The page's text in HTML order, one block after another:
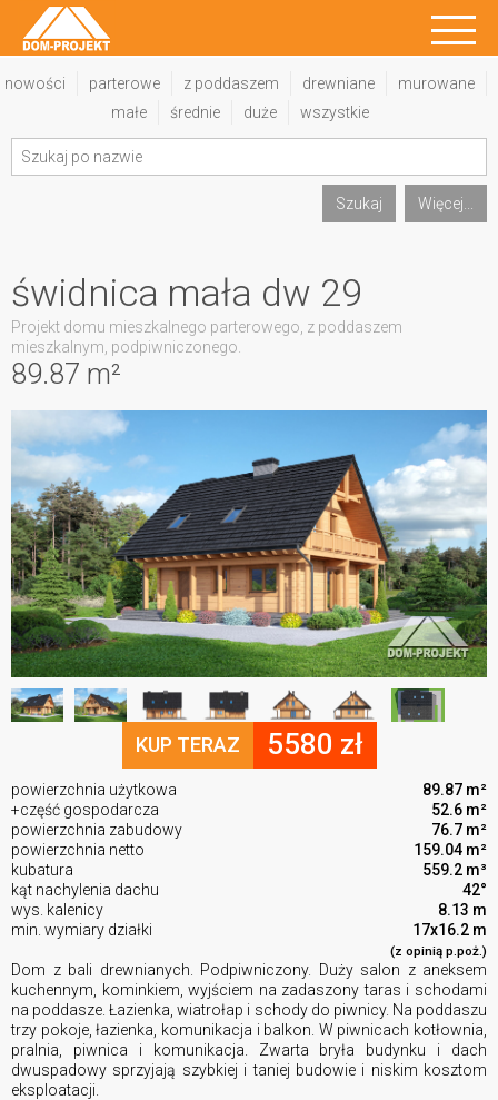
nowości parterowe z poddaszem drewniane
murowane
małe
średnie duże wszystkie
Szukaj Więcej...
89.87 m²
świdnica mała dw 29
Projekt domu mieszkalnego parterowego, z poddaszem
mieszkalnym, podpiwniczonego.
KUP TERAZ 5580 zł
powierzchnia użytkowa
89.87 m²
+część gospodarcza
52.6 m²
powierzchnia zabudowy
76.7 m²
powierzchnia netto
159.04 m²
kubatura
559.2 m³
kąt nachylenia dachu
42°
wys. kalenicy
8.13 m
min. wymiary działki
17x16.2 m
(z opinią p.poż.)
Dom z bali drewnianych. Podpiwniczony. Duży salon z aneksem
kuchennym, kominkiem, wyjściem na zadaszony taras i schodami
na poddasze. Łazienka, wiatrołap i schody do piwnicy. Na poddaszu
trzy pokoje, łazienka, komunikacja i balkon. W piwnicach kotłownia,
pralnia, piwnica i komunikacja. Zwarta bryła budynku i dach
dwuspadowy sprzyjają szybkiej i taniej budowie i niskim kosztom
eksploatacji.